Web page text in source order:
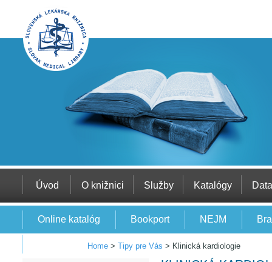
Úvod O knižnici Služby Katalógy
Online katalóg Bookport NEJM
Home > Tipy pre Vás > Klinická kardiologie